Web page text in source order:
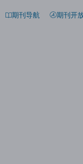
期刊导航 期刊开